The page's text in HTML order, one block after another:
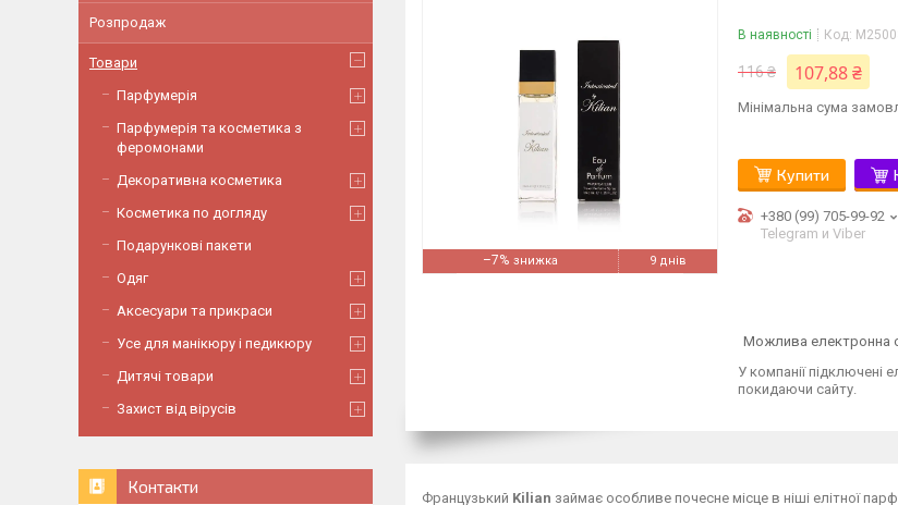
–7% 9 днів
В наявності Код:
116 ₴ 107,88 ₴
Мінімальна сума
Купити
+380 (99) 705-99-92
Telegram и Viber
У компанії підключені
покидаючи сайту.
Французький Kilian займає особливе почесне місце в ніші елітної
Розпродаж
Товари
Парфумерія
Парфумерія та косметика з
феромонами
Декоративна косметика
Косметика по догляду
Подарункові пакети
Одяг
Аксесуари та прикраси
Усе для манікюру і педикюру
Дитячі товари
Захист від вірусів
Контакти